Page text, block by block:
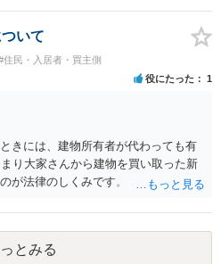
続の必要性を丁寧に伝えること、を
時期の退去を検討する場合には、立
担などの条件を明確にした書面を作
は、更新条項・解除条項・期間の定
、これまでの更新時の合意内容
、借主不利な特約として無効になり
トになりますので、署名押印前に内
士に相談することをおすすめしま
いて
住民・入居者・買主側
役にたった 1
きには、建物所有者が代わっても有
り大家さんから建物を買い取った新
が法律のしくみです。 おそらくは、
良いですが、納得できなければ断る
が良いでしょう。
とみる